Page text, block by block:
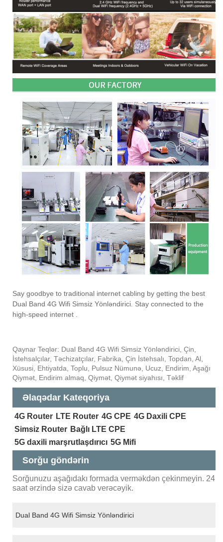
Say goodbye to traditional internet cabling by getting the best
Dual Band 4G Wifi Simsiz Yönləndirici. Stay connected to the
high-speed internet .
Qaynar Teqlər: Dual Band 4G Wifi Simsiz Yönləndirici, Çin,
İstehsalçılar, Təchizatçılar, Fabrika, Çin İstehsalı, Topdan, Al,
Xüsusi, Ehtiyatda, Toplu, Pulsuz Nümunə, Ucuz, Endirim, Aşağı
Qiymət, Endirim almaq, Qiymət, Qiymət siyahısı, Təklif
Əlaqədar Kateqoriya
4G Router LTE Router 4G CPE 4G Daxili CPE
Simsiz Router Bağlı LTE CPE
5G daxili marşrutlaşdırıcı 5G Mifi
Sorğu göndərin
Sorğunuzu aşağıdakı formada verməkdən çekinmeyin. 24
saat ərzində sizə cavab verəcəyik.